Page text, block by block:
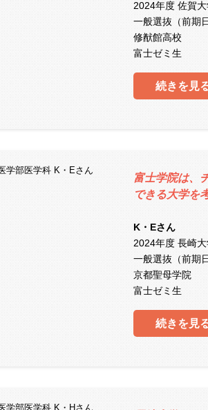
2024年度 佐賀
一般選抜（前期
修猷館高校
富士ゼミ生
続きを見
富士学院は、
できる大学を
K・Eさん
2024年度 長崎
一般選抜（前期
京都聖母学院
富士ゼミ生
続きを見